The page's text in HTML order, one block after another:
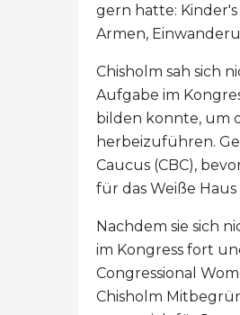
gern hatte:
Armen,
Chisholm sah sich
Aufgabe im
bilden konnte, um
herbeizuführen.
Caucus (CBC),
für das Weiße
Nachdem sie sich
im Kongress fort
Congressional
Chisholm